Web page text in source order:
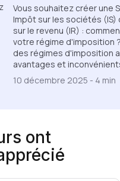
Vous souhaitez créer une
Impôt sur les sociétés (IS)
sur le revenu (IR) :
votre régime d'imposition
des régimes d'imposition
avantages et
10 décembre 2025 - 4 min
ont